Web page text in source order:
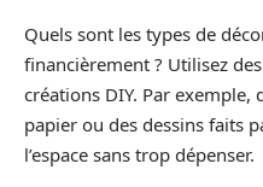
Quels sont les types de
financièrement ? Utilisez
créations DIY. Par exemple,
papier ou des dessins faits
l’espace sans trop dépenser.